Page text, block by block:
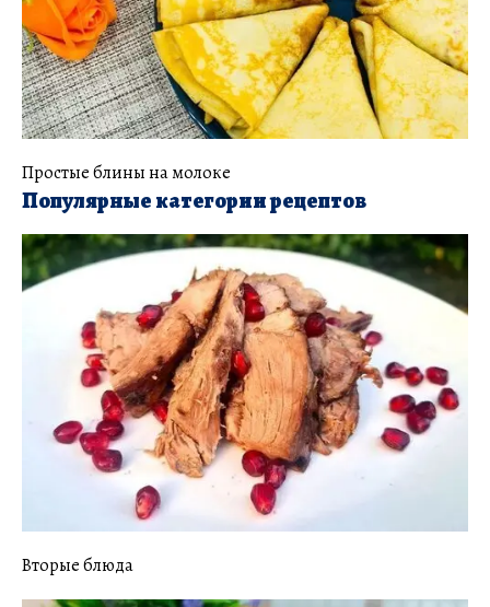
Простые блины на молоке
Популярные категории рецептов
Вторые блюда